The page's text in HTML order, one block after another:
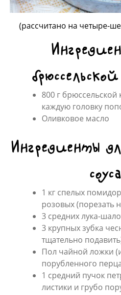
(рассчитано на четыре-
800 г брюссельской
каждую головку
Оливковое масло
Ингредиенты
1 кг спелых
розовых (порезать
3 средних лука-
3 крупных зубка
тщательно
Пол чайной ложки
порубленного
1 средний пучок
листики и грубо